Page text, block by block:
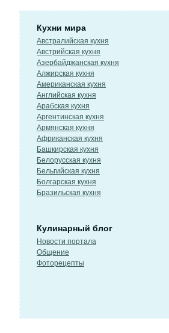
Кухни мира
Австралийская кухня
Австрийская кухня
Азербайджанская кухня
Алжирская кухня
Американская кухня
Английская кухня
Арабская кухня
Аргентинская кухня
Армянская кухня
Африканская кухня
Башкирская кухня
Белорусская кухня
Бельгийская кухня
Болгарская кухня
Бразильская кухня
Кулинарный блог
Новости портала
Общение
Фоторецепты